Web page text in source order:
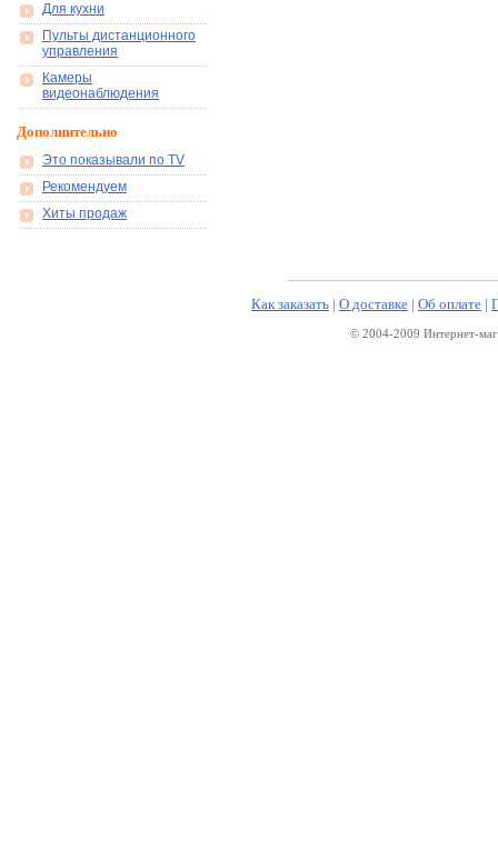
Для кухни
Пульты дистанционного
управления
Камеры
видеонаблюдения
Дополнительно
Это показывали по TV
Рекомендуем
Хиты продаж
Как заказать | О доставке | Об оплате |
© 2004-2009 Интернет-